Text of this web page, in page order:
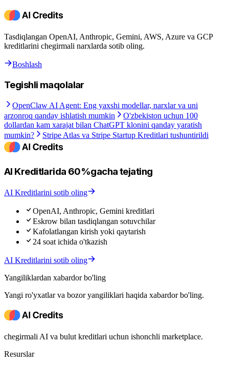
Tasdiqlangan OpenAI, Anthropic, Gemini, AWS, Azure va GCP
kreditlarini chegirmali narxlarda sotib oling.
Boshlash
Tegishli maqolalar
OpenClaw AI Agent: Eng yaxshi modellar, narxlar va uni
arzonroq qanday ishlatish mumkin
O'zbekiston uchun 100
dollardan kam xarajat bilan ChatGPT klonini qanday yaratish
mumkin?
Stripe Atlas va Stripe Startup Kreditlari tushuntirildi
AI Kreditlarida 60%gacha tejating
AI Kreditlarini sotib oling
OpenAI, Anthropic, Gemini kreditlari
Eskrow bilan tasdiqlangan sotuvchilar
Kafolatlangan kirish yoki qaytarish
24 soat ichida o'tkazish
AI Kreditlarini sotib oling
Yangiliklardan xabardor bo'ling
Yangi ro'yxatlar va bozor yangiliklari haqida xabardor bo'ling.
chegirmali AI va bulut kreditlari uchun ishonchli marketplace.
Resurslar